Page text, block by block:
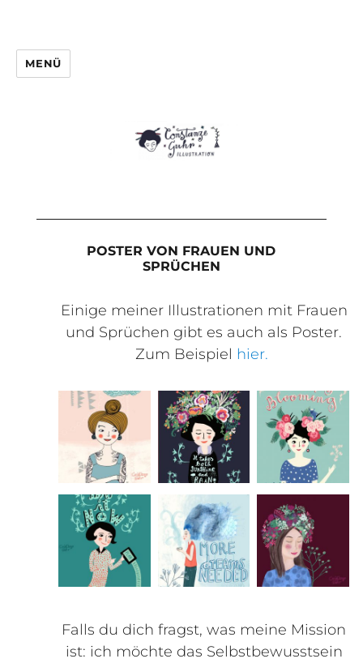
MENÜ
POSTER VON FRAUEN UND
SPRÜCHEN
Einige meiner Illustrationen mit Frauen
und Sprüchen gibt es auch als Poster.
Zum Beispiel hier.
Falls du dich fragst, was meine Mission
ist: ich möchte das Selbstbewusstsein